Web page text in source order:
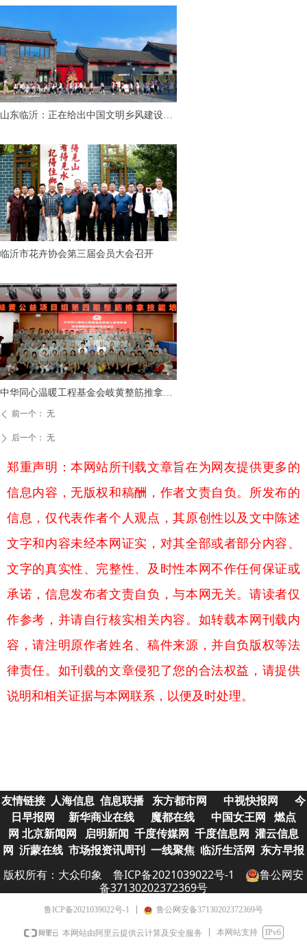
山东临沂：正在给出中国文明乡风建设
临沂市花卉协会第三届会员大会召开
中华同心温暖工程基金会岐黄整筋推拿技
能培训项目顺利完成
ꄲ 后一个： 无
ꄴ 前一个： 无
郑重声明：本网站所刊载文章旨在为网友提供更多的
信息内容，无版权和稿酬，作者文责自负。所发布的
信息，仅代表作者个人观点，其原创性以及文中陈述
文字和内容未经本网证实，对其全部或者部分内容、
文字的真实性、完整性、及时性本网不作任何保证或
承诺，信息发布者文责自负，与本网无关。请读者仅
作参考，并请自行核实相关内容。如转载本网刊载内
容，请注明原作者姓名、稿件来源，并自负版权等法
律责任。如刊载的文章侵犯了您的合法权益，请提供
说明和相关证据与本网联系，以便及时处理。
友情链接 人海信息 信息联播 东方都市网 中视快报网
今
日早报网
新华商业在线 魔都在线 中国女王网
燃点
网 北京新闻网 启明新闻 千度传媒网 千度信息网
灌云信息
网
沂蒙在线 市场报资讯周刊 一线聚焦 临沂生活网 东方早报
版权所有：大众印象 鲁ICP备2021039022号-1
鲁公网安
备37130202372369号
鲁ICP备2021039022号-1 鲁公网安备37130202372369号
本网站由阿里云提供云计算及安全服务 本网站支持 IPv6